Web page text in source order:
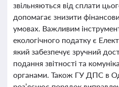
звільняються від сплати
допомагає знизити
умовах. Важливим
екологічного податку є
який забезпечує зручний
подання звітності та
органами. Також ГУ ДПС в